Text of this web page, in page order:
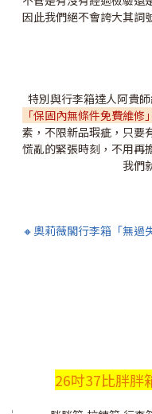
因此我們絕不會誇大其詞
特別與行李箱達人阿貴
「保固內無條件免費維修」
素，不限新品瑕疵，只要
慌亂的緊張時刻，不用再
我們
🔸奧莉薇閣行李箱「無過
26吋37比胖胖